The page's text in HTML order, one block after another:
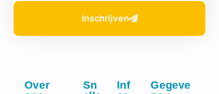
Inschrijven
Over
Sn
Inf
Gegeve